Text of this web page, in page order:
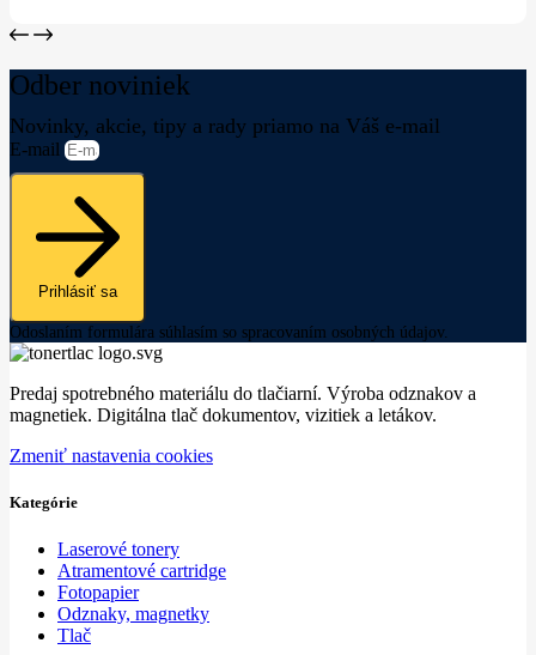
Odber noviniek
Novinky, akcie, tipy a rady priamo na Váš e-mail
E-mail
Prihlásiť sa
Odoslaním formulára súhlasím so spracovaním osobných údajov.
Predaj spotrebného materiálu do tlačiarní. Výroba odznakov a
magnetiek. Digitálna tlač dokumentov, vizitiek a letákov.
Zmeniť nastavenia cookies
Kategórie
Laserové tonery
Atramentové cartridge
Fotopapier
Odznaky, magnetky
Tlač